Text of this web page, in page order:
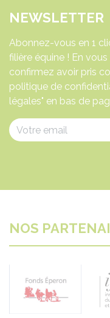
NEWSLETTER
Abonnez-vous en 1
filière équine ! En
confirmez avoir pris
politique de
légales" en bas de
NOS